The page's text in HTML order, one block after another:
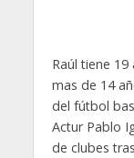
Raúl tiene
mas de 14
del fútbol
Actur Pablo
de clubes